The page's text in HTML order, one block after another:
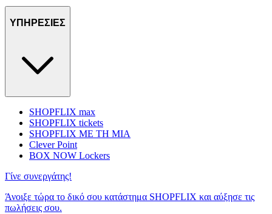
ΥΠΗΡΕΣΙΕΣ
SHOPFLIX max
SHOPFLIX tickets
SHOPFLIX ΜΕ ΤΗ ΜΙΑ
Clever Point
BOX NOW Lockers
Γίνε συνεργάτης!
Άνοιξε τώρα το δικό σου κατάστημα SHOPFLIX και αύξησε τις
πωλήσεις σου.